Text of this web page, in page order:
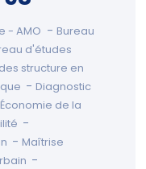
- AMO - Bureau
d'études
structure en
- Diagnostic
Économie de la
-
- Maîtrise
-